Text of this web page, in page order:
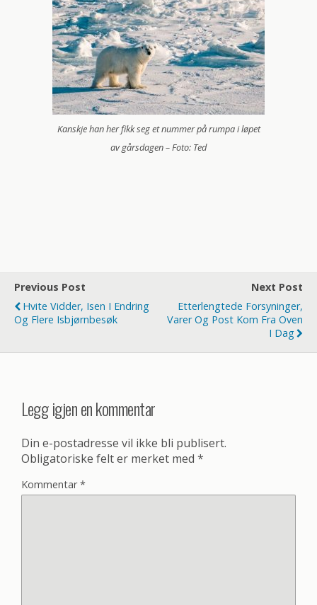
Kanskje han her fikk seg et nummer på rumpa i løpet
av gårsdagen – Foto: Ted
Previous Post
Hvite Vidder, Isen I Endring
Og Flere Isbjørnbesøk
Next Post
Etterlengtede Forsyninger,
Varer Og Post Kom Fra Oven
I Dag
Legg igjen en kommentar
Din e-postadresse vil ikke bli publisert.
Obligatoriske felt er merket med *
Kommentar*